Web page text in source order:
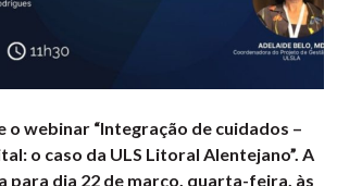
o webinar “Integração de cuidados –
o caso da ULS Litoral Alentejano”. A
para dia 22 de março, quarta-feira, às